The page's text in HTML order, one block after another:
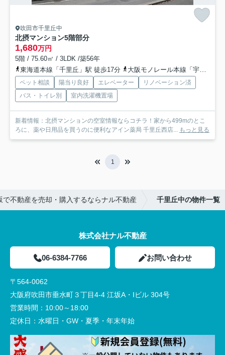
吹田市千里丘中
北摂マンション5階部分
1,680万円
5階 / 75.60㎡ / 3LDK /築56年
東海道本線「千里丘」駅 徒歩17分
大阪モノレール本線「宇野辺」駅 徒歩22分
ペット相談 陽当り良好 エレベーター
リノベーション済
バス・トイレ別
室内洗濯機置場
新着情報：北摂マンションの空室情報ならコチラ！家から499mのとこ
ろに、薬や日用品を買うのに便利なアイン薬局 千里丘西店... もっと見る
1
で不動産を売却・購入するならナル不動産 千里丘中の物件一覧
株式会社ナル不動産
06-6384-7766 お問い合わせ
〒564-0062
大阪府吹田市垂水町３丁目4-4 江坂A・Iビル 304号
営業時間： 10:00～18:00
定休日： 水曜日・GW・夏季・年末年始